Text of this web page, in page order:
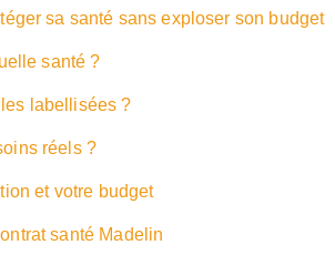
sa santé sans exploser son budget
santé ?
labellisées ?
réels ?
et votre budget
santé Madelin